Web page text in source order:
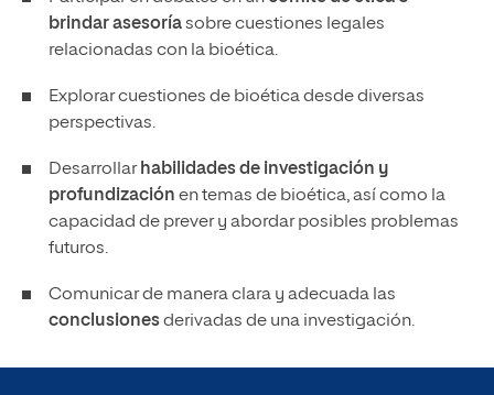
brindar asesoríasobre cuestiones legales
relacionadas con la bioética.
Explorar cuestiones de bioética desde diversas
perspectivas.
Desarrollar habilidades de investigación y
profundización en temas de bioética, así como la
capacidad de prever y abordar posibles problemas
futuros.
Comunicar de manera clara y adecuada las
conclusionesderivadas de una investigación.